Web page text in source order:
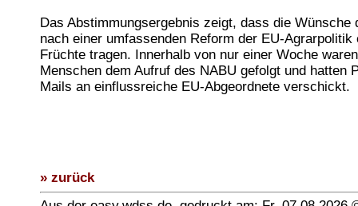
Das Abstimmungsergebnis zeigt, dass die Wünsche
nach einer umfassenden Reform der EU-Agrarpolitik
Früchte tragen. Innerhalb von nur einer Woche
Menschen dem Aufruf des NABU gefolgt und hatten
Mails an einflussreiche EU-Abgeordnete verschickt.
» zurück